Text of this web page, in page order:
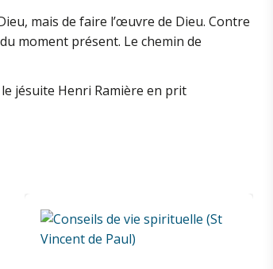
mais de faire l’œuvre de Dieu. Contre
moment présent. Le chemin de
jésuite Henri Ramière en prit